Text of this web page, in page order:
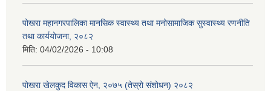
पोखरा महानगरपालिका मानसिक स्वास्थ्य तथा मनोसामाजिक सुस्वास्थ्य रणनीति
तथा कार्ययोजना, २०८२
मिति: 04/02/2026 - 10:08
पोखरा खेलकुद विकास ऐन, २०७५ (तेस्रो संशोधन) २०८२